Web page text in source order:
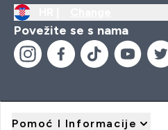
Povežite se s nama
Pomoć I Informacije